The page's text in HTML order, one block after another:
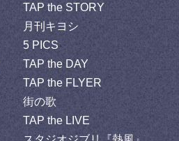
TAP the STORY
月刊キヨシ
5 PICS
TAP the DAY
TAP the FLYER
街の歌
TAP the LIVE